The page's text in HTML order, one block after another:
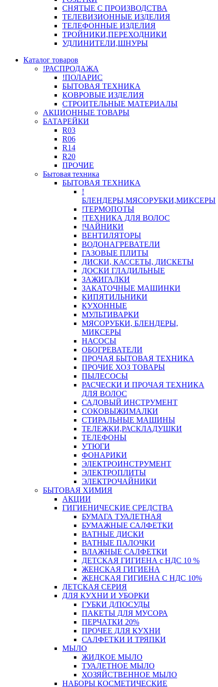
СНЯТЫЕ С ПРОИЗВОДСТВА
ТЕЛЕВИЗИОННЫЕ ИЗДЕЛИЯ
ТЕЛЕФОННЫЕ ИЗДЕЛИЯ
ТРОЙНИКИ,ПЕРЕХОДНИКИ
УДЛИНИТЕЛИ,ШНУРЫ
Каталог товаров
!РАСПРОДАЖА
!ПОЛАРИС
БЫТОВАЯ ТЕХНИКА
КОВРОВЫЕ ИЗДЕЛИЯ
СТРОИТЕЛЬНЫЕ МАТЕРИАЛЫ
АКЦИОННЫЕ ТОВАРЫ
БАТАРЕЙКИ
R03
R06
R14
R20
ПРОЧИЕ
Бытовая техника
БЫТОВАЯ ТЕХНИКА
!
БЛЕНДЕРЫ,МЯСОРУБКИ,МИКСЕРЫ
!ТЕРМОПОТЫ
!ТЕХНИКА ДЛЯ ВОЛОС
!ЧАЙНИКИ
ВЕНТИЛЯТОРЫ
ВОДОНАГРЕВАТЕЛИ
ГАЗОВЫЕ ПЛИТЫ
ДИСКИ, КАССЕТЫ, ДИСКЕТЫ
ДОСКИ ГЛАДИЛЬНЫЕ
ЗАЖИГАЛКИ
ЗАКАТОЧНЫЕ МАШИНКИ
КИПЯТИЛЬНИКИ
КУХОННЫЕ
МУЛЬТИВАРКИ
МЯСОРУБКИ, БЛЕНДЕРЫ,
МИКСЕРЫ
НАСОСЫ
ОБОГРЕВАТЕЛИ
ПРОЧАЯ БЫТОВАЯ ТЕХНИКА
ПРОЧИЕ ХОЗ ТОВАРЫ
ПЫЛЕСОСЫ
РАСЧЕСКИ И ПРОЧАЯ ТЕХНИКА
ДЛЯ ВОЛОС
САДОВЫЙ ИНСТРУМЕНТ
СОКОВЫЖИМАЛКИ
СТИРАЛЬНЫЕ МАШИНЫ
ТЕЛЕЖКИ,РАСКЛАДУШКИ
ТЕЛЕФОНЫ
УТЮГИ
ФОНАРИКИ
ЭЛЕКТРОИНСТРУМЕНТ
ЭЛЕКТРОПЛИТЫ
ЭЛЕКТРОЧАЙНИКИ
БЫТОВАЯ ХИМИЯ
АКЦИИ
ГИГИЕНИЧЕСКИЕ СРЕДСТВА
БУМАГА ТУАЛЕТНАЯ
БУМАЖНЫЕ САЛФЕТКИ
ВАТНЫЕ ДИСКИ
ВАТНЫЕ ПАЛОЧКИ
ВЛАЖНЫЕ САЛФЕТКИ
ДЕТСКАЯ ГИГИЕНА с НДС 10 %
ЖЕНСКАЯ ГИГИЕНА
ЖЕНСКАЯ ГИГИЕНА С НДС 10%
ДЕТСКАЯ СЕРИЯ
ДЛЯ КУХНИ И УБОРКИ
ГУБКИ Д/ПОСУДЫ
ПАКЕТЫ ДЛЯ МУСОРА
ПЕРЧАТКИ 20%
ПРОЧЕЕ ДЛЯ КУХНИ
САЛФЕТКИ И ТРЯПКИ
МЫЛО
ЖИДКОЕ МЫЛО
ТУАЛЕТНОЕ МЫЛО
ХОЗЯЙСТВЕННОЕ МЫЛО
НАБОРЫ КОСМЕТИЧЕСКИЕ